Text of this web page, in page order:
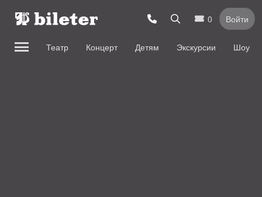
0 Войти
Театр Концерт Детям Экскурсии Шоу